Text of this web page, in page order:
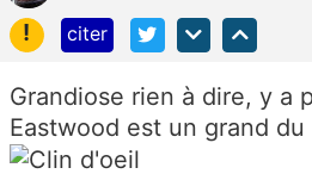
!
citer
Grandiose rien à dire, y a
Eastwood est un grand